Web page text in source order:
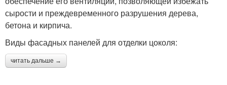
сырости и преждевременного разрушения дерева,
бетона и кирпича.
Виды фасадных панелей для отделки цоколя:
читать дальше →